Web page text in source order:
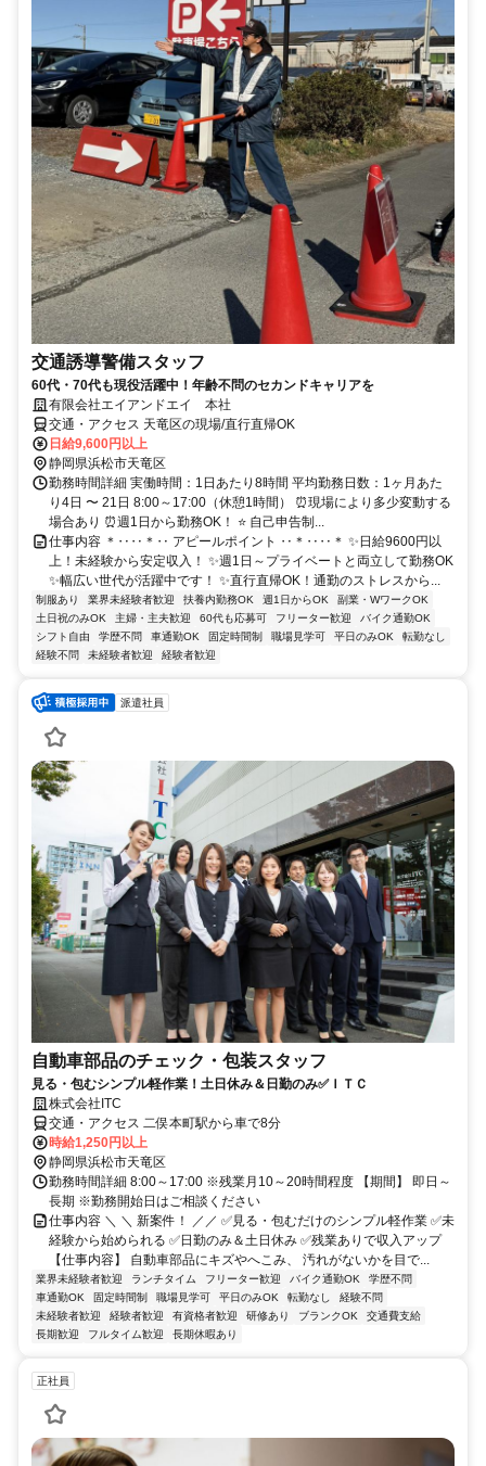
交通誘導警備スタッフ
60代・70代も現役活躍中！年齢不問のセカンドキャリアを
有限会社エイアンドエイ 本社
交通・アクセス 天竜区の現場/直行直帰OK
日給9,600円以上
静岡県浜松市天竜区
勤務時間詳細 実働時間：1日あたり8時間 平均勤務日数：1ヶ月あた
り4日 〜 21日 8:00～17:00（休憩1時間） ⏰現場により多少変動する
場合あり ⏰週1日から勤務OK！ ⭐ 自己申告制...
仕事内容 ＊‥‥＊‥ アピールポイント ‥＊‥‥＊ ✨日給9600円以
上！未経験から安定収入！ ✨週1日～プライベートと両立して勤務OK
✨幅広い世代が活躍中です！ ✨直行直帰OK！通勤のストレスから...
制服あり 業界未経験者歓迎 扶養内勤務OK 週1日からOK
副業・WワークOK
土日祝のみOK
主婦・主夫歓迎 60代も応募可 フリーター歓迎
バイク通勤OK
シフト自由
学歴不問 車通勤OK 固定時間制 職場見学可 平日のみOK
転勤なし
経験不問
未経験者歓迎 経験者歓迎
派遣社員
自動車部品のチェック・包装スタッフ
見る・包むシンプル軽作業！土日休み＆日勤のみ✅ＩＴＣ
株式会社ITC
交通・アクセス 二俣本町駅から車で8分
時給1,250円以上
静岡県浜松市天竜区
勤務時間詳細 8:00～17:00 ※残業月10～20時間程度 【期間】 即日～
長期 ※勤務開始日はご相談ください
仕事内容 ＼ ＼ 新案件！ ／／ ✅見る・包むだけのシンプル軽作業 ✅未
経験から始められる ✅日勤のみ＆土日休み ✅残業ありで収入アップ
【仕事内容】 自動車部品にキズやへこみ、 汚れがないかを目で...
業界未経験者歓迎 ランチタイム フリーター歓迎 バイク通勤OK
学歴不問
車通勤OK
固定時間制 職場見学可 平日のみOK 転勤なし
経験不問
未経験者歓迎
経験者歓迎 有資格者歓迎 研修あり ブランクOK
交通費支給
長期歓迎
フルタイム歓迎 長期休暇あり
正社員